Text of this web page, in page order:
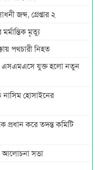
জব্দ, গ্রেপ্তার ২
মৃত্যু
পথচারী নিহত
যুক্ত হলো নতুন
হোসাইনের
প্রধান করে তদন্ত কমিটি
আলোচনা সভা